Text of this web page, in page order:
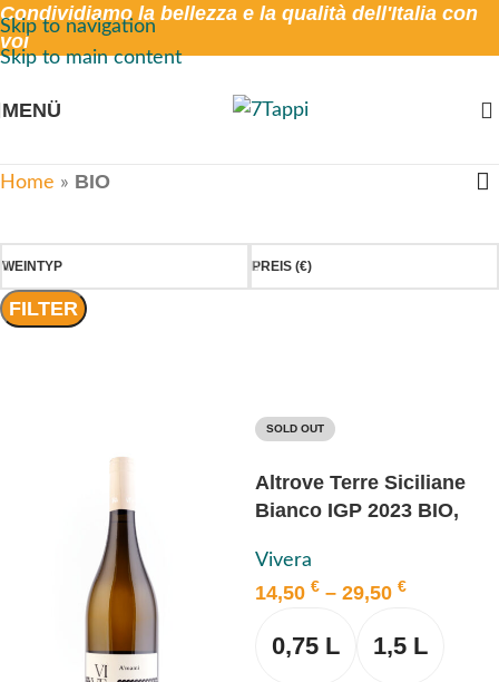
Skip to navigation
Skip to main content
Condividiamo la bellezza e la qualità dell'Italia con
voi
MENÜ
Home » BIO
WEINTYP PREIS (€)
FILTER
SOLD OUT
Altrove Terre Siciliane
Bianco IGP 2023 BIO,
Vivera
14,50 € – 29,50 €
0,75 L 1,5 L